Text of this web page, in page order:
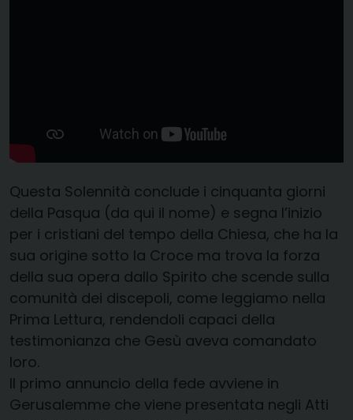
Questa Solennità conclude i cinquanta giorni
della Pasqua (da qui il nome) e segna l’inizio
per i cristiani del tempo della Chiesa, che ha la
sua origine sotto la Croce ma trova la forza
della sua opera dallo Spirito che scende sulla
comunità dei discepoli, come leggiamo nella
Prima Lettura, rendendoli capaci della
testimonianza che Gesù aveva comandato
loro.
Il primo annuncio della fede avviene in
Gerusalemme che viene presentata negli Atti